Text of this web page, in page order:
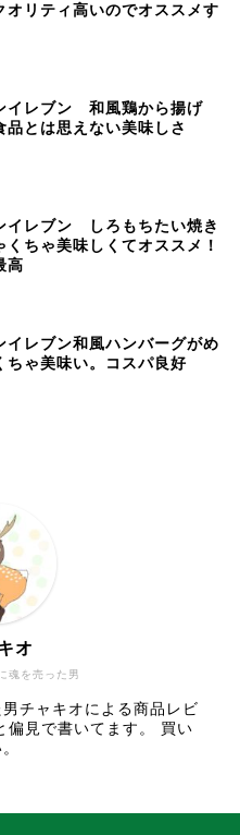
オリティ高いのでオススメす
イレブン 和風鶏から揚げ
品とは思えない美味しさ
イレブン しろもちたい焼き
くちゃ美味しくてオススメ！
高
イレブン和風ハンバーグがめ
ちゃ美味い。コスパ良好
魂を売った男
オ
チャキオによる商品レビ
偏見で書いてます。 買い